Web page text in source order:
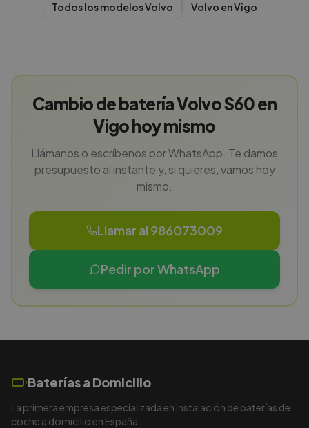
Todos los modelosVolvo Volvo enVigo
Cambio de batería Volvo S60 en
Vigo hoy mismo
Llámanos o escríbenos por WhatsApp. Te damos
presupuesto al instante y, si quieres, vamos hoy
mismo.
Llamar al 986073009
Pedir por WhatsApp
Baterías a Domicilio
La primera empresa especializada en instalación de baterías de
coche a domicilio en España.